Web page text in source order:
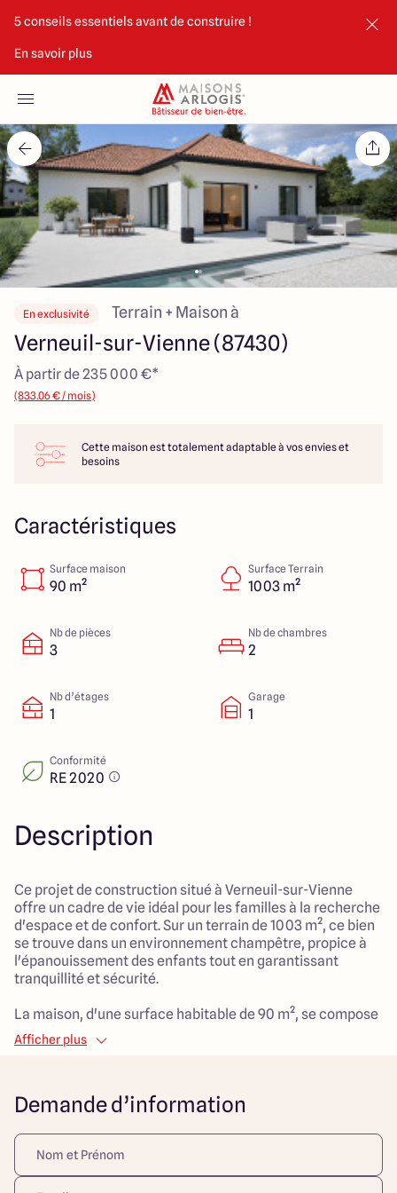
5 conseils essentiels avant de construire !
En savoir plus
Nos maisons
Nos annonces
Votre projet
Qui sommes-nous
Maisons ARLOGIS Limoges
En exclusivité Terrain + Maison à
Verneuil-sur-Vienne (87430)
À partir de 235 000 €*
(833.06 € / mois)
Cette maison est totalement adaptable à vos envies et
besoins
Caractéristiques
Surface maison
90 m²
Surface Terrain
1003 m²
Nb de pièces
3
Nb de chambres
2
Nb d’étages
1
Garage
1
Conformité
RE 2020
Description
Ce projet de construction situé à Verneuil-sur-Vienne
offre un cadre de vie idéal pour les familles à la recherche
d'espace et de confort. Sur un terrain de 1003 m², ce bien
se trouve dans un environnement champêtre, propice à
l'épanouissement des enfants tout en garantissant
tranquillité et sécurité.
La maison, d'une surface habitable de 90 m², se compose
de 3 pièces bien agencées, dont 2 chambres. Chaque
espace est pensé pour maximiser le confort au quotidien,
besoins d'une vie pratique et conviviale, tout en
La proximité des commodités et des infrastructures
essentielles assure un quotidien facile tout en préservant
Afficher plus
Demande d’information